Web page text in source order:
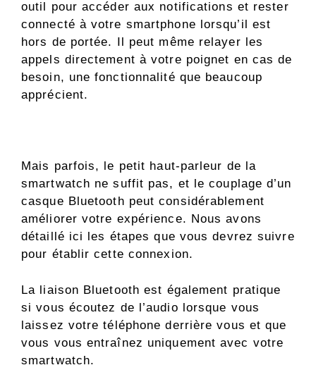
outil pour accéder aux notifications et rester
connecté à votre smartphone lorsqu’il est
hors de portée. Il peut même relayer les
appels directement à votre poignet en cas de
besoin, une fonctionnalité que beaucoup
apprécient.
Mais parfois, le petit haut-parleur de la
smartwatch ne suffit pas, et le couplage d’un
casque Bluetooth peut considérablement
améliorer votre expérience. Nous avons
détaillé ici les étapes que vous devrez suivre
pour établir cette connexion.
La liaison Bluetooth est également pratique
si vous écoutez de l’audio lorsque vous
laissez votre téléphone derrière vous et que
vous vous entraînez uniquement avec votre
smartwatch.